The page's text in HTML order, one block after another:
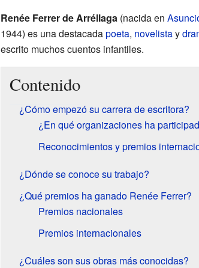
Renée Ferrer de Arréllaga(nacida en
1944) es una destacadapoeta, novelistay
escrito muchos cuentos infantiles.
Contenido
¿Cómo empezó su carrera de escritora?
¿En qué organizaciones ha
Reconocimientos y premios
¿Dónde se conoce su trabajo?
¿Qué premios ha ganado Renée Ferrer?
Premios nacionales
Premios internacionales
¿Cuáles son sus obras más conocidas?